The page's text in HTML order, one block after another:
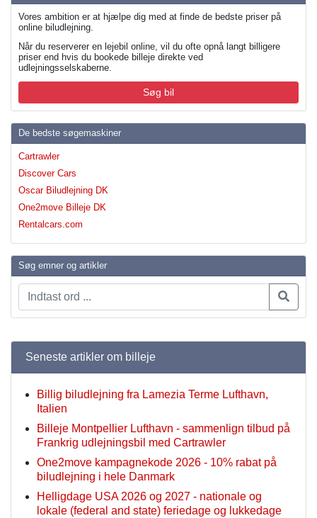
Vores ambition er at hjælpe dig med at finde de bedste priser på
online biludlejning.
Når du reserverer en lejebil online, vil du ofte opnå langt billigere
priser end hvis du bookede billeje direkte ved
udlejningsselskaberne.
Søg bil
De bedste søgemaskiner
Cartrawler
Discover Cars
Oscar Biludlejning DK
One2move Billeje DK
Rentalcars.com
Søg emner og artikler
Seneste artikler om billeje
Billig biludlejning fra Lamezia Terme Lufthavn,
Italien
Billeje Montpellier Lufthavn - sammenlign tilbud på
Frankrig udlejningsbil med Cartrawler
One2move kampagnekode 2026 - 10% rabat på
biludlejning i hele Danmark
Helligdage USA 2026 og 2027 - nationale og
lokale (federal and state) feriedage og lukkedage